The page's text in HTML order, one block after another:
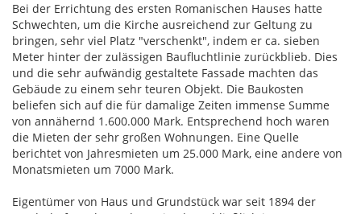
Bei der Errichtung des ersten Romanischen Hauses hatte
Schwechten, um die Kirche ausreichend zur Geltung zu
bringen, sehr viel Platz "verschenkt", indem er ca. sieben
Meter hinter der zulässigen Baufluchtlinie zurückblieb. Dies
und die sehr aufwändig gestaltete Fassade machten das
Gebäude zu einem sehr teuren Objekt. Die Baukosten
beliefen sich auf die für damalige Zeiten immense Summe
von annähernd 1.600.000 Mark. Entsprechend hoch waren
die Mieten der sehr großen Wohnungen. Eine Quelle
berichtet von Jahresmieten um 25.000 Mark, eine andere von
Monatsmieten um 7000 Mark.
Eigentümer von Haus und Grundstück war seit 1894 der